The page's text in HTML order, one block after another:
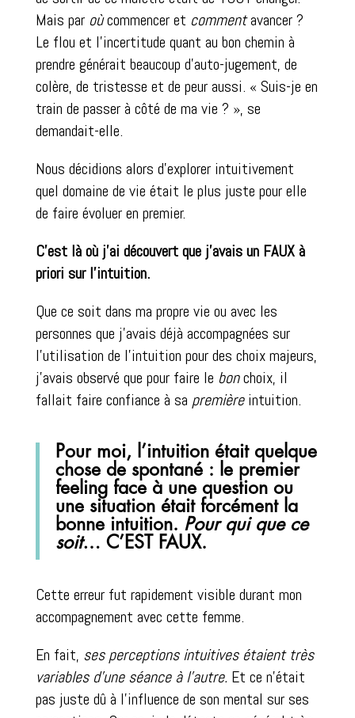
Mais par oùcommencer et commentavancer ?
Le flou et l’incertitude quant au bon chemin à
prendre générait beaucoup d’auto-jugement, de
colère, de tristesse et de peur aussi. « Suis-je en
train de passer à côté de ma vie ? », se
demandait-elle.
Nous décidions alors d’explorer intuitivement
quel domaine de vie était le plus juste pour elle
de faire évoluer en premier.
C’est là où j’ai découvert que j’avais un FAUX à
priori sur l’intuition.
Que ce soit dans ma propre vie ou avec les
personnes que j’avais déjà accompagnées sur
l’utilisation de l’intuition pour des choix majeurs,
j’avais observé que pour faire le bonchoix, il
fallait faire confiance à sa premièreintuition.
Pour moi, l’intuition était quelque
chose de spontané : le premier
feeling face à une question ou
une situation était forcément la
bonne intuition. Pour qui que ce
soit… C’EST FAUX.
Cette erreur fut rapidement visible durant mon
accompagnement avec cette femme.
En fait, ses perceptions intuitives étaient très
variables d’une séance à l’autre.Et ce n’était
pas juste dû à l’influence de son mental sur ses